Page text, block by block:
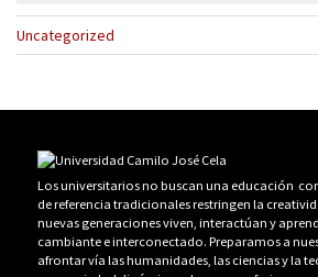
Uncategorized
Los universitarios no buscan una educación
de referencia tradicionales restringen la
nuevas generaciones viven, interactúan y
cambiante e interconectado. Preparamos a
afrontar vía las humanidades, las ciencias y la